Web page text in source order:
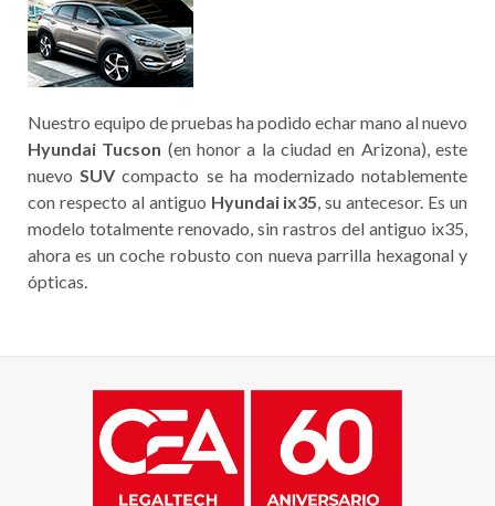
Nuestro equipo de pruebas ha podido echar mano al nuevo
Hyundai Tucson (en honor a la ciudad en Arizona), este
nuevoSUV compacto se ha modernizado notablemente
con respecto al antiguo Hyundai ix35, su antecesor. Es un
modelo totalmente renovado, sin rastros del antiguo ix35,
ahora es un coche robusto con nueva parrilla hexagonal y
ópticas.